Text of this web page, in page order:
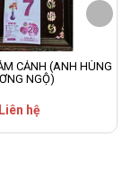
CẢNH (ANH HÙNG
NGỘ)
Liên hệ